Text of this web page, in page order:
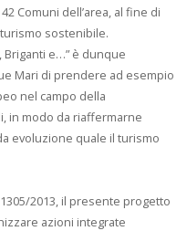
Comuni dell’area, al fine di
sostenibile.
Briganti e…” è dunque
Mari di prendere ad esempio
nel campo della
in modo da riaffermarne
evoluzione quale il turismo
2013, il presente progetto
azioni integrate